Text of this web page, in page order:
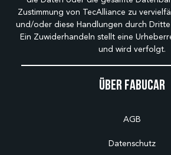
Über Fabucar
AGB
Datenschutz
Zustimmung von TecAlliance zu
und/oder diese Handlungen durch Dritte
Ein Zuwiderhandeln stellt eine
und wird verfolgt.